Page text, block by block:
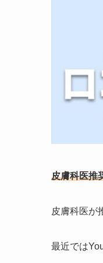
皮膚科医推
皮膚科医が
最近では